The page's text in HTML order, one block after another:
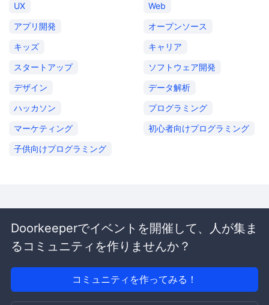
UX
Web
アプリ開発
オープンソース
キッズ
キャリア
スタートアップ
ソフトウェア開発
デザイン
データ解析
ハッカソン
プログラミング
マーケティング
初心者向けプログラミング
子供向けプログラミング
Doorkeeperでイベントを開催して、人が集ま
るコミュニティを作りませんか？
コミュニティを作ってみる！